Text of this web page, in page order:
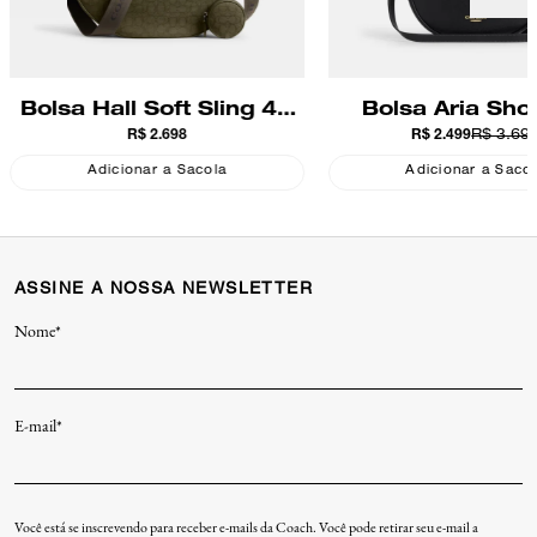
Bolsa Hall Soft Sling 45
Signature Jacquard
Coach
R$ 2.698
Adicionar a Sacola
Bolsa Aria
Coach
R$
R$ 2.499
Adicionar a
ASSINE A NOSSA NEWSLETTER
Nome*
E-mail*
Você está se inscrevendo para receber e-mails da Coach. Você pode retirar seu e-mail a